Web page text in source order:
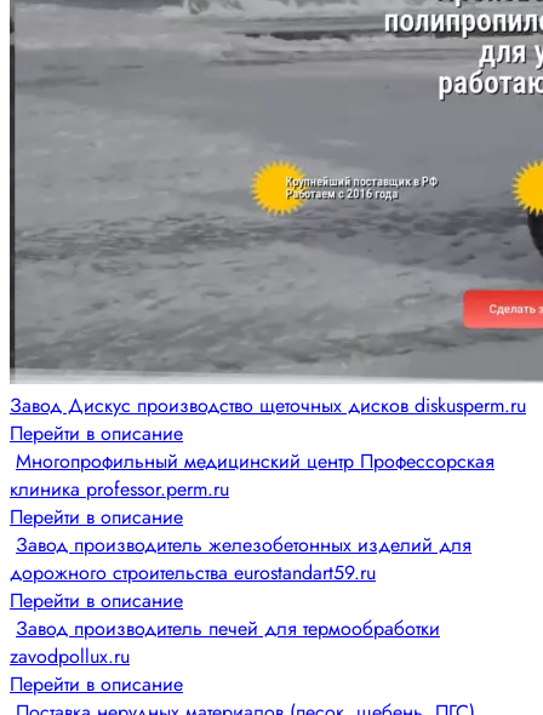
Завод Дискус производство щеточных дисков diskusperm.ru
Перейти в описание
Многопрофильный медицинский центр Профессорская
клиника professor.perm.ru
Перейти в описание
Завод производитель железобетонных изделий для
дорожного строительства eurostandart59.ru
Перейти в описание
Завод производитель печей для термообработки
zavodpollux.ru
Перейти в описание